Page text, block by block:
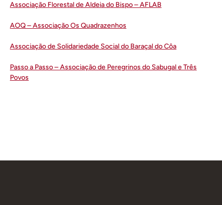
Associação Florestal de Aldeia do Bispo – AFLAB
AOQ – Associação Os Quadrazenhos
Associação de Solidariedade Social do Baraçal do Côa
Passo a Passo – Associação de Peregrinos do Sabugal e Três
Povos